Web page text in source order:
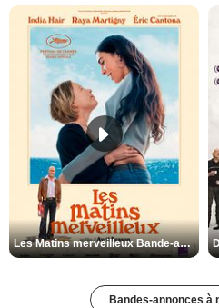
Les Matins merveilleux Bande-annonce VF
Bandes-annonces à